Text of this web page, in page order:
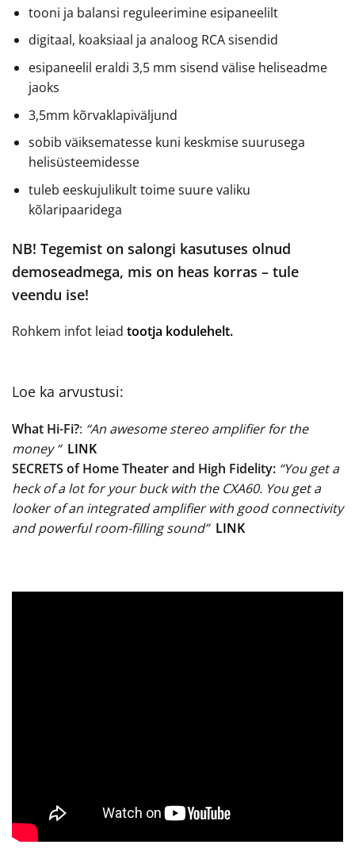
tooni ja balansi reguleerimine esipaneelilt
digitaal, koaksiaal ja analoog RCA sisendid
esipaneelil eraldi 3,5 mm sisend välise heliseadme
jaoks
3,5mm kõrvaklapiväljund
sobib väiksematesse kuni keskmise suurusega
helisüsteemidesse
tuleb eeskujulikult toime suure valiku
kõlaripaaridega
NB! Tegemist on salongi kasutuses olnud
demoseadmega, mis on heas korras – tule
veendu ise!
Rohkem infot leiad tootja kodulehelt.
Loe ka arvustusi:
What Hi-Fi?: “An awesome stereo amplifier for the
money “ LINK
SECRETS of Home Theater and High Fidelity: “You get a
heck of a lot for your buck with the CXA60. You get a
looker of an integrated amplifier with good connectivity
and powerful room-filling sound” LINK